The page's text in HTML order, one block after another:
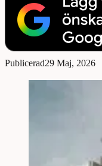
Publicerad29 Maj, 2026